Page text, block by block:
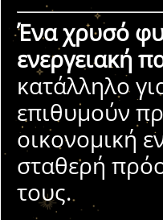
Ένα χρυσό
ενεργειακή
κατάλληλο
επιθυμούν
οικονομική
σταθερή
τους.